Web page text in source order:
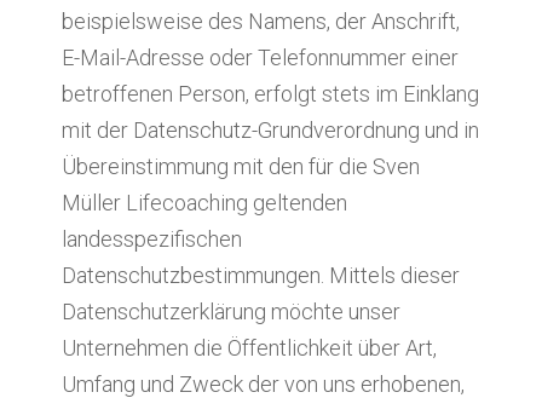
beispielsweise des Namens, der Anschrift,
E-Mail-Adresse oder Telefonnummer einer
betroffenen Person, erfolgt stets im Einklang
mit der Datenschutz-Grundverordnung und in
Übereinstimmung mit den für die Sven
Müller Lifecoaching geltenden
landesspezifischen
Datenschutzbestimmungen. Mittels dieser
Datenschutzerklärung möchte unser
Unternehmen die Öffentlichkeit über Art,
Umfang und Zweck der von uns erhobenen,